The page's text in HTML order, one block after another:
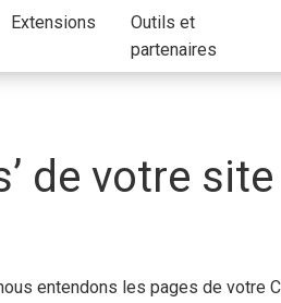
Extensions
Outils et
partenaires
de votre site
entendons les pages de votre